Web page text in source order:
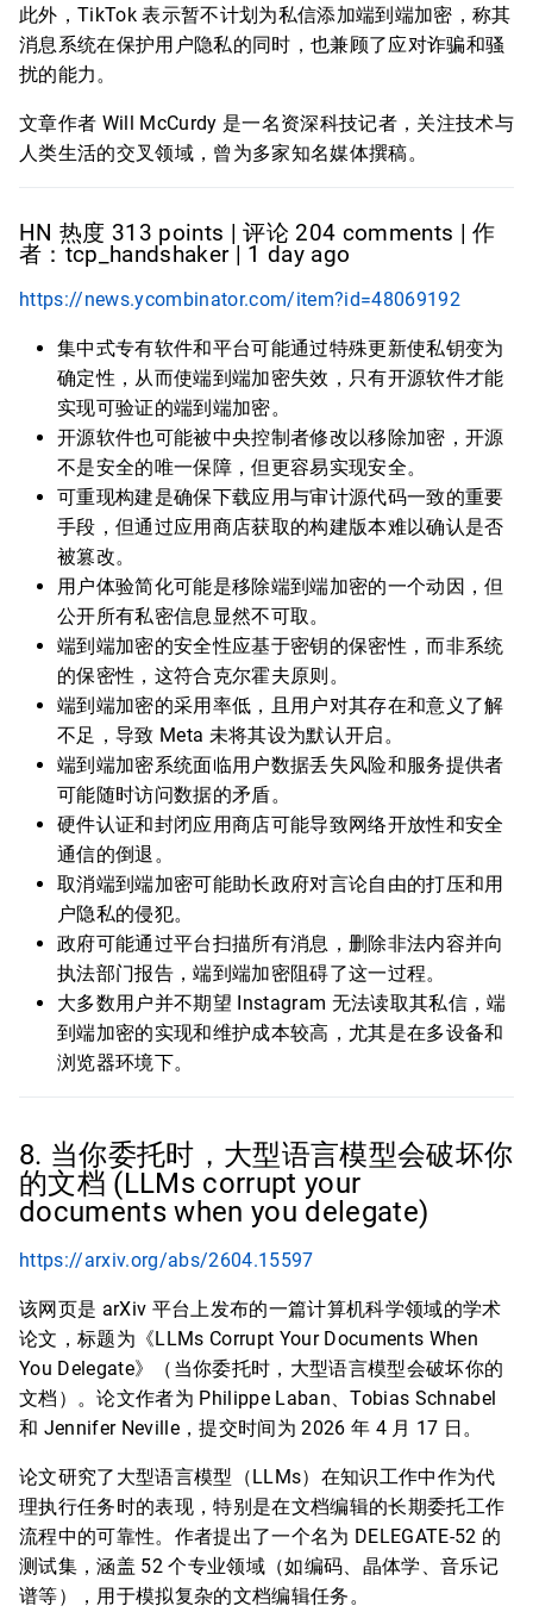
此外，TikTok 表示暂不计划为私信添加端到端加密，称其
消息系统在保护用户隐私的同时，也兼顾了应对诈骗和骚
扰的能力。
文章作者 Will McCurdy 是一名资深科技记者，关注技术与
人类生活的交叉领域，曾为多家知名媒体撰稿。
HN 热度 313 points | 评论 204 comments | 作
者：tcp_handshaker | 1 day ago
https://news.ycombinator.com/item?id=48069192
集中式专有软件和平台可能通过特殊更新使私钥变为
确定性，从而使端到端加密失效，只有开源软件才能
实现可验证的端到端加密。
开源软件也可能被中央控制者修改以移除加密，开源
不是安全的唯一保障，但更容易实现安全。
可重现构建是确保下载应用与审计源代码一致的重要
手段，但通过应用商店获取的构建版本难以确认是否
被篡改。
用户体验简化可能是移除端到端加密的一个动因，但
公开所有私密信息显然不可取。
端到端加密的安全性应基于密钥的保密性，而非系统
的保密性，这符合克尔霍夫原则。
端到端加密的采用率低，且用户对其存在和意义了解
不足，导致 Meta 未将其设为默认开启。
端到端加密系统面临用户数据丢失风险和服务提供者
可能随时访问数据的矛盾。
硬件认证和封闭应用商店可能导致网络开放性和安全
通信的倒退。
取消端到端加密可能助长政府对言论自由的打压和用
户隐私的侵犯。
政府可能通过平台扫描所有消息，删除非法内容并向
执法部门报告，端到端加密阻碍了这一过程。
大多数用户并不期望 Instagram 无法读取其私信，端
到端加密的实现和维护成本较高，尤其是在多设备和
浏览器环境下。
8. 当你委托时，大型语言模型会破坏你
的文档 (LLMs corrupt your
documents when you delegate)
https://arxiv.org/abs/2604.15597
该网页是 arXiv 平台上发布的一篇计算机科学领域的学术
论文，标题为《LLMs Corrupt Your Documents When
You Delegate》（当你委托时，大型语言模型会破坏你的
文档）。论文作者为 Philippe Laban、Tobias Schnabel
和 Jennifer Neville，提交时间为 2026 年 4 月 17 日。
论文研究了大型语言模型（LLMs）在知识工作中作为代
理执行任务时的表现，特别是在文档编辑的长期委托工作
流程中的可靠性。作者提出了一个名为 DELEGATE-52 的
测试集，涵盖 52 个专业领域（如编码、晶体学、音乐记
谱等），用于模拟复杂的文档编辑任务。